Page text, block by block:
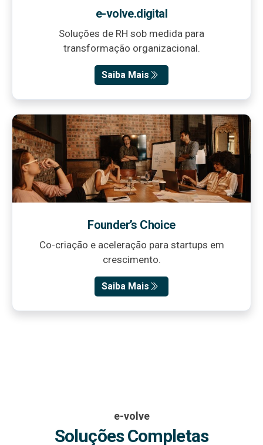
e-volve.digital
Soluções de RH sob medida para
transformação organizacional.
Saiba Mais
Founder’s Choice
Co-criação e aceleração para startups em
crescimento.
Saiba Mais
e-volve
Soluções Completas